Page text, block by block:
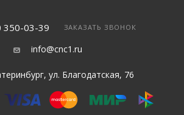
350-03-39 ЗАКАЗАТЬ ЗВОНОК
info@cnc1.ru
ул. Благодатская, 76